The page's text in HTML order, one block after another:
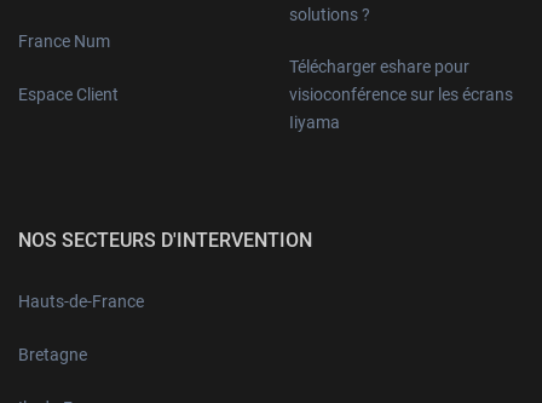
France Num
Espace Client
solutions ?
Télécharger eshare pour
visioconférence sur les écrans
Iiyama
NOS SECTEURS D'INTERVENTION
Hauts-de-France
Bretagne